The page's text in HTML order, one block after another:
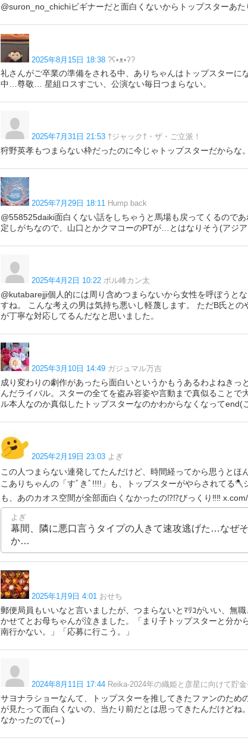
@suron_no_chichiビギナーだと面白くないからトップスターあ
2025年8月15日 18:38 ?ʕ•ᴥ•ʔ?
礼さんがご卒業の準備をされる中、ありちゃんはトップスターに
中…尊敬… 星組ロスすごい、公演ない毎日つまらない。
2025年7月31日 21:53 †ジャック†・ザ・ご立派！
狩野英孝もつまらない枠だったのに今じゃトップスターだからな
2025年7月29日 18:11 Hump back
@558525daiki面白くない話をしちゃうと馬場も戻ってくるので
定しがちなので、山口とかクマコーのPTが…とはなりそう(アジ
2025年4月2日 10:22 ボル峰カン太
@kutabarejji個人的には周り含めつまらないから女性を呼ぼうと
すね。 こんな考えの男は気持ち悪いし軽蔑します。 ただB氏と
が丁寧な対応してるんだなと思いました。
2025年3月10日 14:49 ガジュマル万吉
成り変わりの劇作があったら面白いというかもうあるわよねきっ
んだライバル。スターの全てを盗み容姿や言動まで真似ること
ル本人なのか真似したトップスターなのかわからなくなってend(
2025年2月19日 23:03 よぎ
この人つまらない連発してたんだけど、時間経ってから思うと
こありちゃんの「すﾞきﾞ!!!!」も、トップスターがやらされてる
も、あのカオス空間が全部面白くなかったの⁉️⁉️びっくり‼️‼️
よぎ
幕間、隣に悪口言うタイプの人きて速攻逃げた…なぜ
か…
2025年1月9日 4:01 おせち
郵便局員もいいなと言いましたが、つまらないとﾏﾘｺがいい、無
かせてとお母ちゃんが泣きました。「まり子トップスターと分か
南行かない。」「応募に行こう。」
2024年8月11日 17:44 Reika-2024年の織姫と彦星に向けて貯金
サヨナラショーなんて、トップスターを推してきたファンのため
が見たって面白くないの、当たり前だとは思ってきたんだけどね
なかったので(←)